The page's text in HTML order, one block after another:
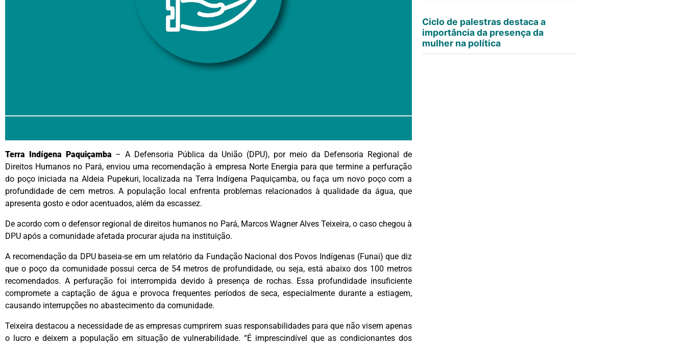
Terra Indígena Paquiçamba – A Defensoria Pública da União (DPU), por meio da Defensoria Regional de
Direitos Humanos no Pará, enviou uma recomendação à empresa Norte Energia para que termine a perfuração
do poço iniciada na Aldeia Pupekuri, localizada na Terra Indígena Paquiçamba, ou faça um novo poço com a
profundidade de cem metros. A população local enfrenta problemas relacionados à qualidade da água, que
apresenta gosto e odor acentuados, além da escassez.
De acordo com o defensor regional de direitos humanos no Pará, Marcos Wagner Alves Teixeira, o caso chegou à
DPU após a comunidade afetada procurar ajuda na instituição.
A recomendação da DPU baseia-se em um relatório da Fundação Nacional dos Povos Indígenas (Funai) que diz
que o poço da comunidade possui cerca de 54 metros de profundidade, ou seja, está abaixo dos 100 metros
recomendados. A perfuração foi interrompida devido à presença de rochas. Essa profundidade insuficiente
compromete a captação de água e provoca frequentes períodos de seca, especialmente durante a estiagem,
causando interrupções no abastecimento da comunidade.
Teixeira destacou a necessidade de as empresas cumprirem suas responsabilidades para que não visem apenas
o lucro e deixem a população em situação de vulnerabilidade. “É imprescindível que as condicionantes dos
Ciclo de palestras destaca a
importância da presença da
mulher na política